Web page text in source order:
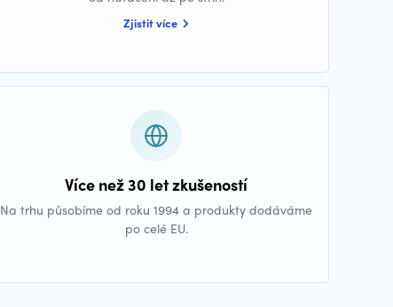
Zjistit více
Více než 30 let zkušeností
Na trhu působíme od roku 1994 a produkty dodáváme
po celé EU.